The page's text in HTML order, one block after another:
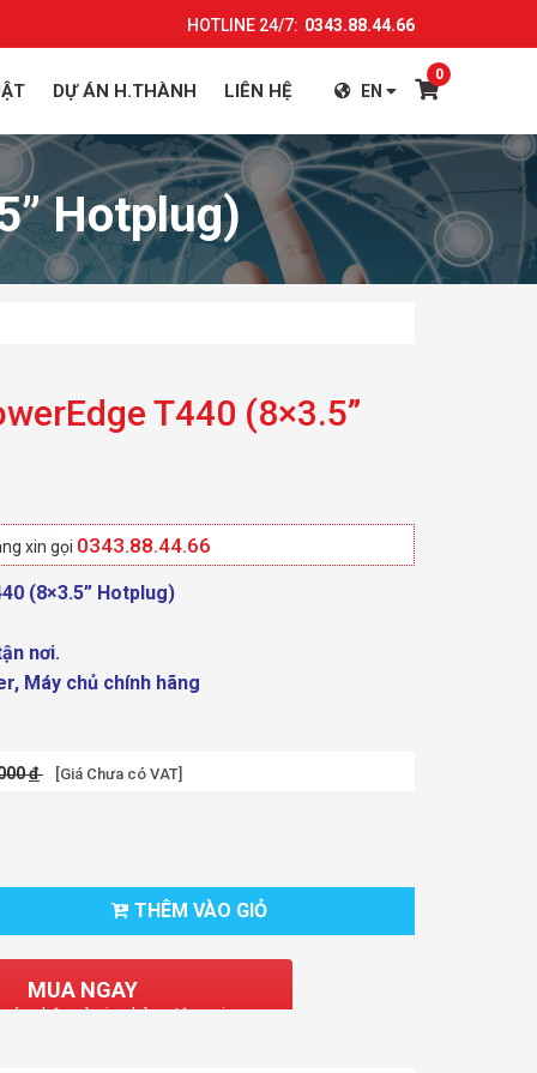
HOTLINE 24/7: 0343.88.44.66
DỰ ÁN H.THÀNH LIÊN HỆ EN
0
Hotplug)
T440 (8×3.5”
xin gọi 0343.88.44.66
(8×3.5” Hotplug)
nơi.
Máy chủ chính hãng
đ [Giá Chưa có VAT]
THÊM VÀO GIỎ
MUA NGAY
xác nhận và giao hàng tận nơi